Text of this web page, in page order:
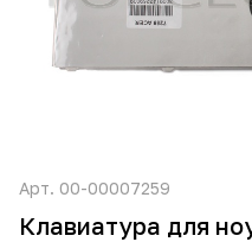
Арт. 00-00007259
Клавиатура для